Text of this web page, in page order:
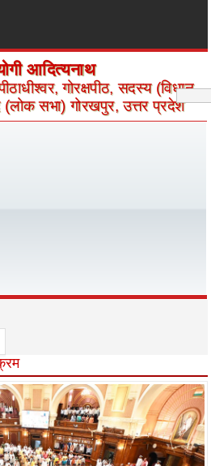
आदित्यनाथ
गोरक्षपीठ, सदस्य (विधान
(लोक सभा) गोरखपुर, उत्तर प्रदेश